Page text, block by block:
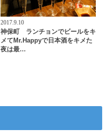
2017.9.10
神保町 ランチョンでビールをキ
メてMr.Happyで日本酒をキメた
夜は最…